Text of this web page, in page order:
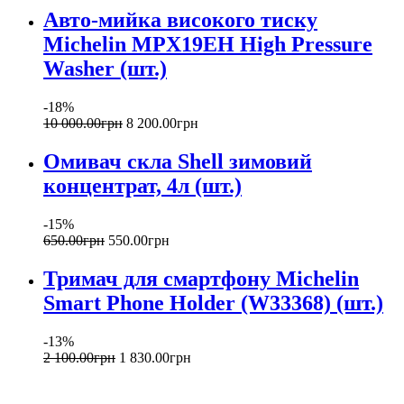
Авто-мийка високого тиску
Michelin MPX19EH High Pressure
Washer (шт.)
-18%
10 000.00грн 8 200.00грн
Омивач скла Shell зимовий
концентрат, 4л (шт.)
-15%
650.00грн 550.00грн
Тримач для смартфону Michelin
Smart Phone Holder (W33368) (шт.)
-13%
2 100.00грн 1 830.00грн